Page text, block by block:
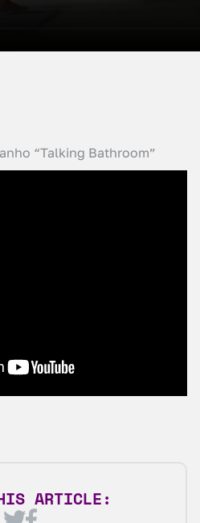
“Talking Bathroom”
ARTICLE: